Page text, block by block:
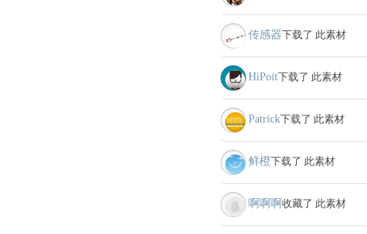
传感器下载了 此素材
HiPoit下载了 此素材
Patrick下载了 此素材
鲜橙下载了 此素材
啊啊啊 收藏了 此素材